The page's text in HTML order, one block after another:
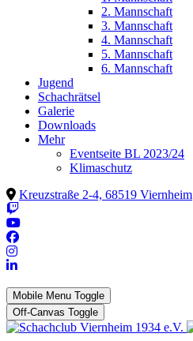
2. Mannschaft
3. Mannschaft
4. Mannschaft
5. Mannschaft
6. Mannschaft
Jugend
Schachrätsel
Galerie
Downloads
Mehr
Eventseite BL 2023/24
Klimaschutz
Kreuzstraße 2-4, 68519 Viernheim
Mobile Menu Toggle
Off-Canvas Toggle